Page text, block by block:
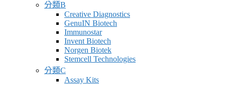
分類B
Creative Diagnostics
GenuIN Biotech
Immunostar
Invent Biotech
Norgen Biotek
Stemcell Technologies
分類C
Assay Kits